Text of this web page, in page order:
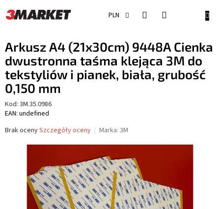
do
treści
PLN
Arkusz A4 (21x30cm) 9448A Cienka
dwustronna taśma klejąca 3M do
tekstyliów i pianek, biała, grubość
0,150 mm
Kod: 3M.35.0986
EAN: undefined
Średnia
gwiazdek.
Brak ocenySzczegóły oceny Marka: 3M